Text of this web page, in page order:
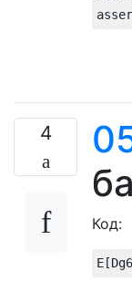
4
Код: